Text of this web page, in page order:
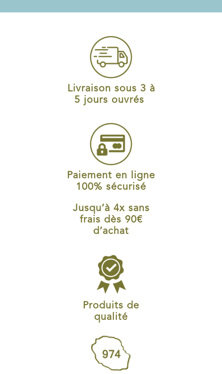
Livraison sous 3 à
5 jours ouvrés
Paiement en ligne
100% sécurisé
Jusqu’à 4x sans
frais dès 90€
d’achat
Produits de
qualité